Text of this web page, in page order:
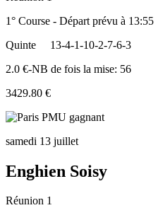
1° Course - Départ prévu à 13:55
Quinte
13-4-1-10-2-7-6-3
2.0 €-NB de fois la mise: 56
3429.80 €
samedi 13 juillet
Enghien Soisy
Réunion 1